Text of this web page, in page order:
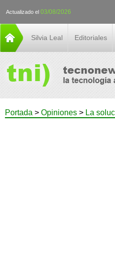
Actualizado el 03/08/2026
Silvia Leal Editoriales
Portada > Opiniones > La